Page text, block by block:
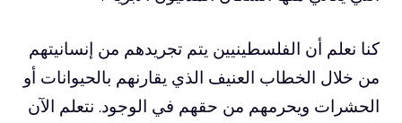
كنا نعلم أن الفلسطينيين يتم تجريدهم من إنسانيتهم ​​
من خلال الخطاب العنيف الذي يقارنهم بالحيوانات أو
الحشرات ويحرمهم من حقهم في الوجود. نتعلم الآن